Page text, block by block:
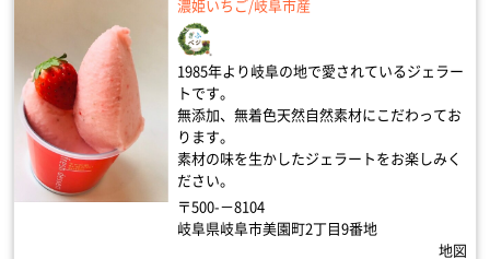
濃姫いちご/岐阜市産
1985年より岐阜の地で愛されているジェラー
トです。
無添加、無着色天然自然素材にこだわってお
ります。
素材の味を生かしたジェラートをお楽しみく
ださい。
〒500-－8104
岐阜県岐阜市美園町2丁目9番地
地図